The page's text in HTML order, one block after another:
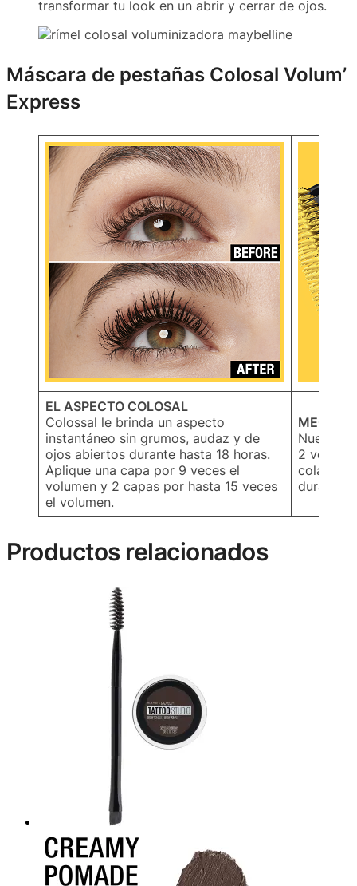
transformar tu look en un abrir y cerrar de ojos.
Máscara de pestañas Colosal Volum’
Express
EL ASPECTO COLOSAL
Colossal le brinda un aspecto
instantáneo sin grumos, audaz y de
ojos abiertos durante hasta 18 horas.
Aplique una capa por 9 veces el
volumen y 2 capas por hasta 15 veces
el volumen.
MEGA
Nuestro
2 veces
durante
Productos relacionados